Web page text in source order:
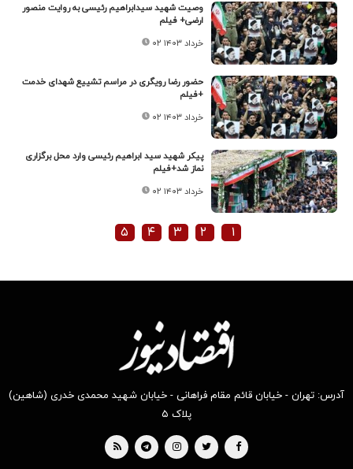
وصیت شهید سیدابراهیم رئیسی به روایت منصور
ارضی+ فیلم
۰۲ خرداد ۱۴۰۳
حضور رضا رویگری در مراسم تشییع شهدای خدمت
+فیلم
۰۲ خرداد ۱۴۰۳
پیکر شهید سید ابراهیم رئیسی وارد محل برگزاری
نماز شد+فیلم
۰۲ خرداد ۱۴۰۳
۱ ۲ ۳ ۴ ۵
آدرس: تهران - خیابان قائم مقام فراهانی - خیابان شهید محمدی خدری (شاهین)
پلاک ۵